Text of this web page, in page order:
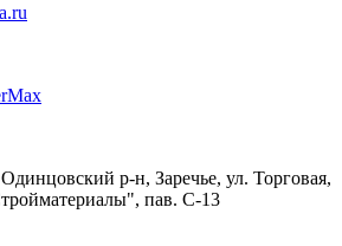
Max
р-н, Заречье, ул. Торговая,
пав. С-13